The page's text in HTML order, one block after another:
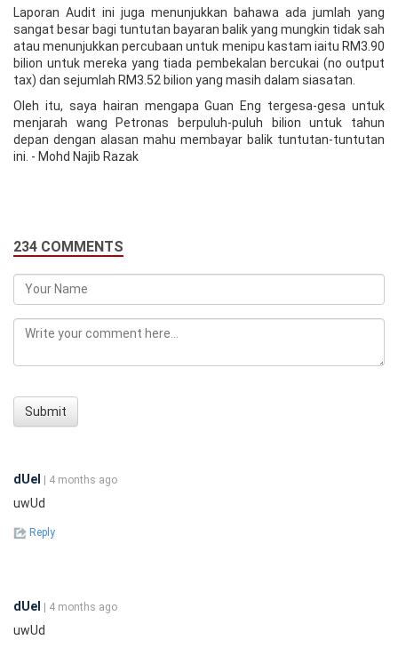
Laporan Audit ini juga menunjukkan bahawa ada jumlah yang
sangat besar bagi tuntutan bayaran balik yang mungkin tidak sah
atau menunjukkan percubaan untuk menipu kastam iaitu RM3.90
bilion untuk mereka yang tiada pembekalan bercukai (no output
tax) dan sejumlah RM3.52 bilion yang masih dalam siasatan.
Oleh itu, saya hairan mengapa Guan Eng tergesa-gesa untuk
menjarah wang Petronas berpuluh-puluh bilion untuk tahun
depan dengan alasan mahu membayar balik tuntutan-tuntutan
ini. - Mohd Najib Razak
234 COMMENTS
Submit
dUeI | 4 months ago
uwUd
Reply
dUeI | 4 months ago
uwUd